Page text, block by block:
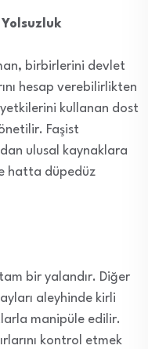
Yolsuzluk
birbirlerini devlet
hesap verebilirlikten
kullanan dost
Faşist
ulusal kaynaklara
hatta düpedüz
bir yalandır. Diğer
aleyhinde kirli
manipüle edilir.
kontrol etmek